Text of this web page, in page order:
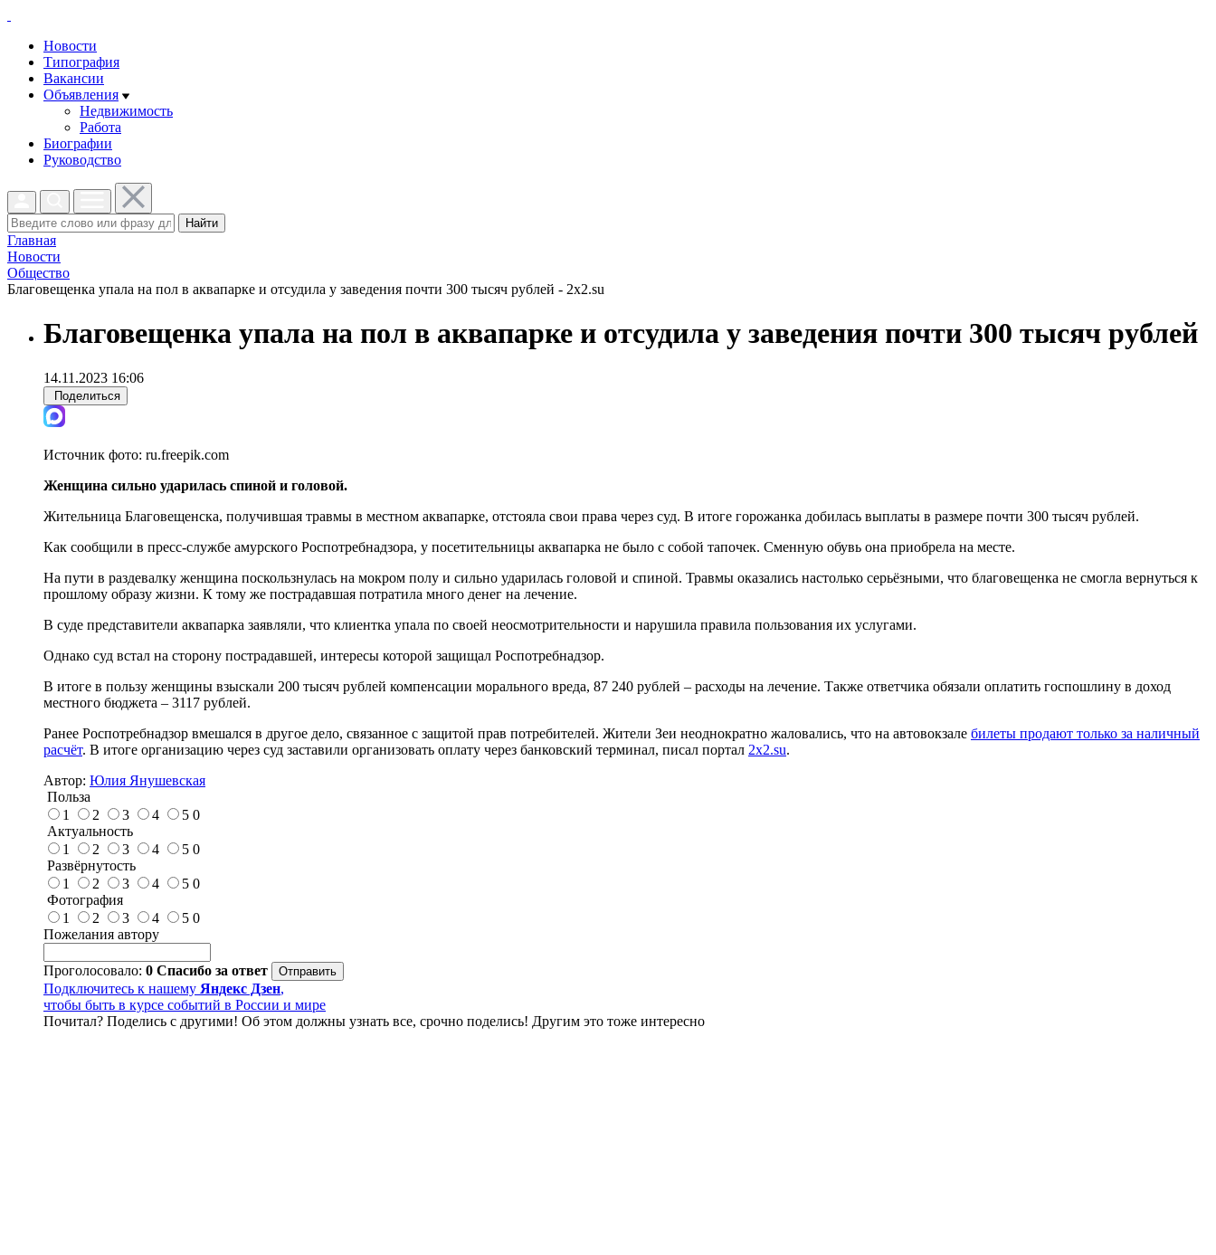
Новости
Типография
Вакансии
Объявления
Недвижимость
Работа
Биографии
Руководство
Найти
Главная
Новости
Общество
Благовещенка упала на пол в аквапарке и отсудила у заведения почти 300 тысяч рублей - 2x2.su
Благовещенка упала на пол в аквапарке и отсудила у заведения почти 300 тысяч рублей
14.11.2023 16:06
Поделиться
Источник фото: ru.freepik.com
Женщина сильно ударилась спиной и головой.
Жительница Благовещенска, получившая травмы в местном аквапарке, отстояла свои права через суд. В итоге горожанка добилась выплаты в размере почти 300 тысяч рублей.
Как сообщили в пресс-службе амурского Роспотребнадзора, у посетительницы аквапарка не было с собой тапочек. Сменную обувь она приобрела на месте.
На пути в раздевалку женщина поскользнулась на мокром полу и сильно ударилась головой и спиной. Травмы оказались настолько серьёзными, что благовещенка не смогла вернуться к
прошлому образу жизни. К тому же пострадавшая потратила много денег на лечение.
В суде представители аквапарка заявляли, что клиентка упала по своей неосмотрительности и нарушила правила пользования их услугами.
Однако суд встал на сторону пострадавшей, интересы которой защищал Роспотребнадзор.
В итоге в пользу женщины взыскали 200 тысяч рублей компенсации морального вреда, 87 240 рублей – расходы на лечение. Также ответчика обязали оплатить госпошлину в доход
местного бюджета – 3117 рублей.
Ранее Роспотребнадзор вмешался в другое дело, связанное с защитой прав потребителей. Жители Зеи неоднократно жаловались, что на автовокзале билеты продают только за наличный
расчёт. В итоге организацию через суд заставили организовать оплату через банковский терминал, писал портал 2x2.su.
Автор: Юлия Янушевская
Польза
1
2 3 4 5 0
Актуальность
1
2 3 4 5 0
Развёрнутость
1
2 3 4 5 0
Фотография
1
2 3 4 5 0
Пожелания автору
Проголосовало: 0 Спасибо за ответ
Подключитесь к нашему Яндекс Дзен,
чтобы быть в курсе событий в России и мире
Почитал? Поделись с другими! Об этом должны узнать все, срочно поделись! Другим это тоже интересно